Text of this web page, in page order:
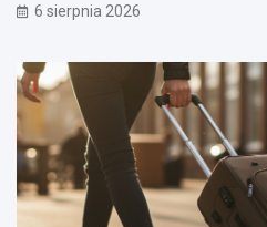
6 sierpnia 2026